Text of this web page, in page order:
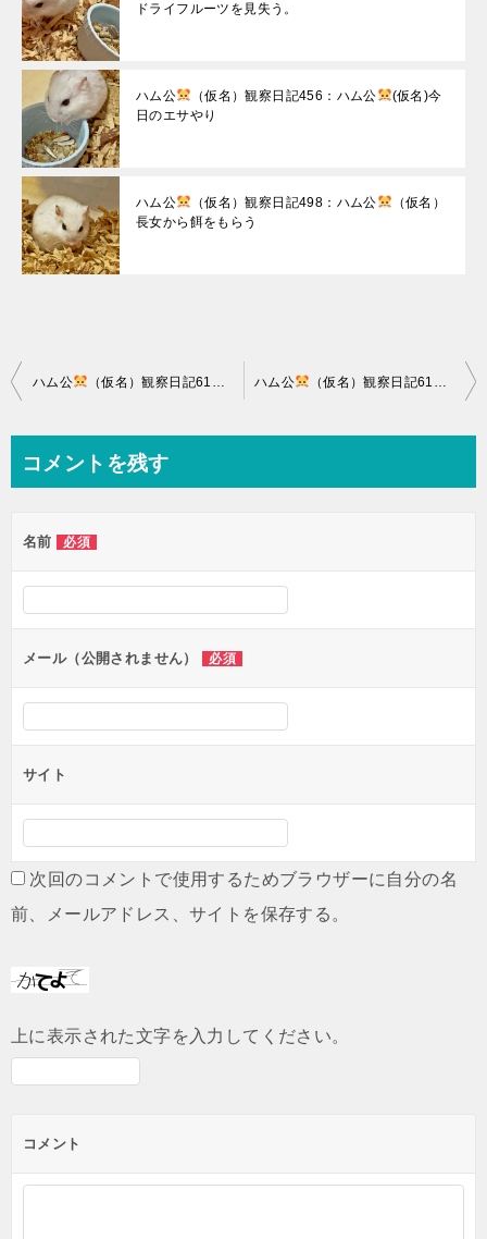
ドライフルーツを見失う。
ハム公 （仮名）観察日記456：ハム公
(仮名)今
日のエサやり
ハム公 （仮名）観察日記498：ハム公
（仮名）
長女から餌をもらう
投
ビ
ー
シ
ン
ハム公 （仮名）観察日記617：ハム公 （仮名）節分 の豆を貰う
ハム公 （仮名）観察日記619：ハム公
コメントを残す
名前 必須
メール（公開されません） 必須
サイト
次回のコメントで使用するためブラウザーに自分の名
前、メールアドレス、サイトを保存する。
上に表示された文字を入力してください。
コメント